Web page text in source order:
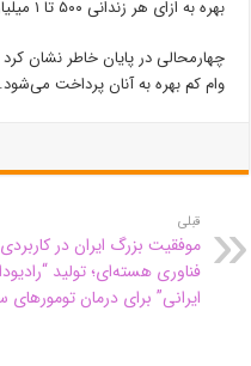
بهره به ازای هر زندانی ۵۰۰ تا ۱ میلیارد و ۵۰۰ میلیون ریال اعطا شده است.
چهارمحالی در پایان خاطر نشان کرد
وام کم بهره به آنان پرداخت می‌شود.
قبلی
موفقیت بزرگ ایران در
فناوری هسته‌ای؛ تولید
ایرانی” برای درمان تومورهای